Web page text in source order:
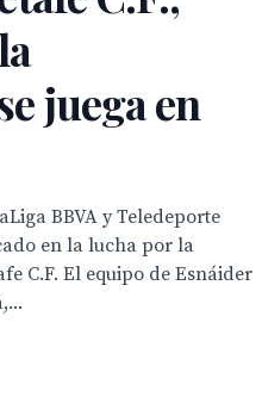
juega en
BBVA y Teledeporte
en la lucha por la
C.F. El equipo de Esnáider